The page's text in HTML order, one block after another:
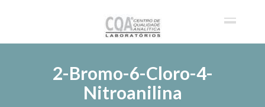
2-Bromo-6-Cloro-4-
Nitroanilina